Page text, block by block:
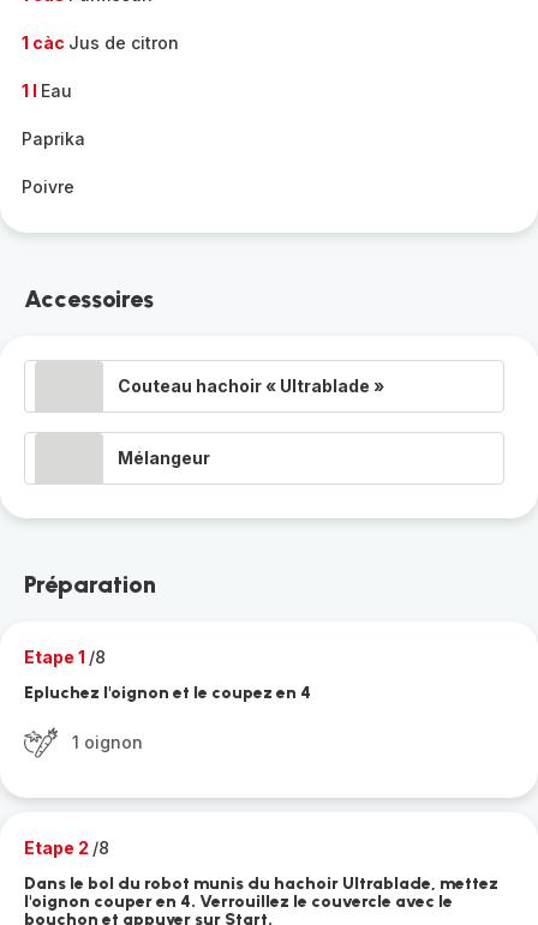
1 càc Jus de citron
1 l Eau
Paprika
Poivre
Accessoires
Couteau hachoir « Ultrablade »
Mélangeur
Préparation
Etape 1 /8
Epluchez l'oignon et le coupez en 4
1 oignon
Etape 2 /8
Dans le bol du robot munis du hachoir Ultrablade, mettez
l'oignon couper en 4. Verrouillez le couvercle avec le
bouchon et appuyer sur Start.